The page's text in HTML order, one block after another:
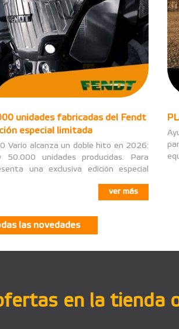
unidades fabricadas del Fendt
especial limitada
Vario alcanza un doble hito en 2026:
unidades producidas. Para
una exclusiva edición especial
ver más
las novedades
en la tienda